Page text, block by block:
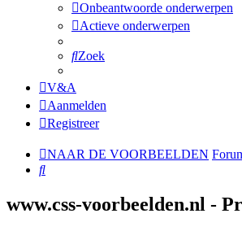
Onbeantwoorde onderwerpen
Actieve onderwerpen
Zoek
V&A
Aanmelden
Registreer
NAAR DE VOORBEELDEN
Zoek
www.css-voorbeelden.nl -